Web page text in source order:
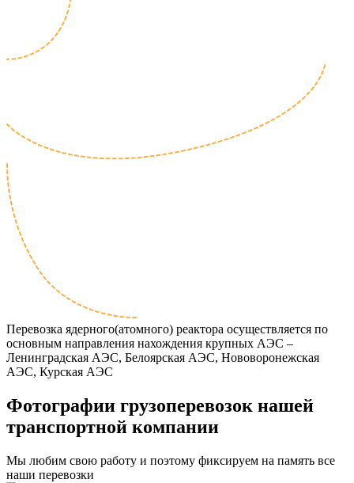
Перевозка ядерного(атомного) реактора осуществляется по
основным направления нахождения крупных АЭС –
Ленинградская АЭС, Белоярская АЭС, Нововоронежская
АЭС, Курская АЭС
Фотографии грузоперевозок нашей
транспортной компании
Мы любим свою работу и поэтому фиксируем на память все
наши перевозки